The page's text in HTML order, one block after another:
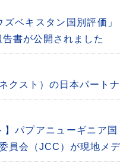
ズベキスタン国別評価
書が公開されました
クスト）の日本パート
】パプアニューギニア
員会（JCC）が現地メ